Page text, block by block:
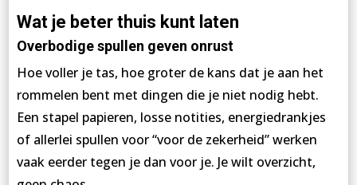
Wat je beter thuis kunt laten
Overbodige spullen geven onrust
Hoe voller je tas, hoe groter de kans dat je aan het
rommelen bent met dingen die je niet nodig hebt.
Een stapel papieren, losse notities, energiedrankjes
of allerlei spullen voor “voor de zekerheid” werken
vaak eerder tegen je dan voor je. Je wilt overzicht,